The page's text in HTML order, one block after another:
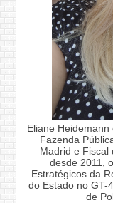
Eliane
Fazenda
Madrid e Fiscal
desde 2011,
Estratégicos da
do Estado no GT-
de